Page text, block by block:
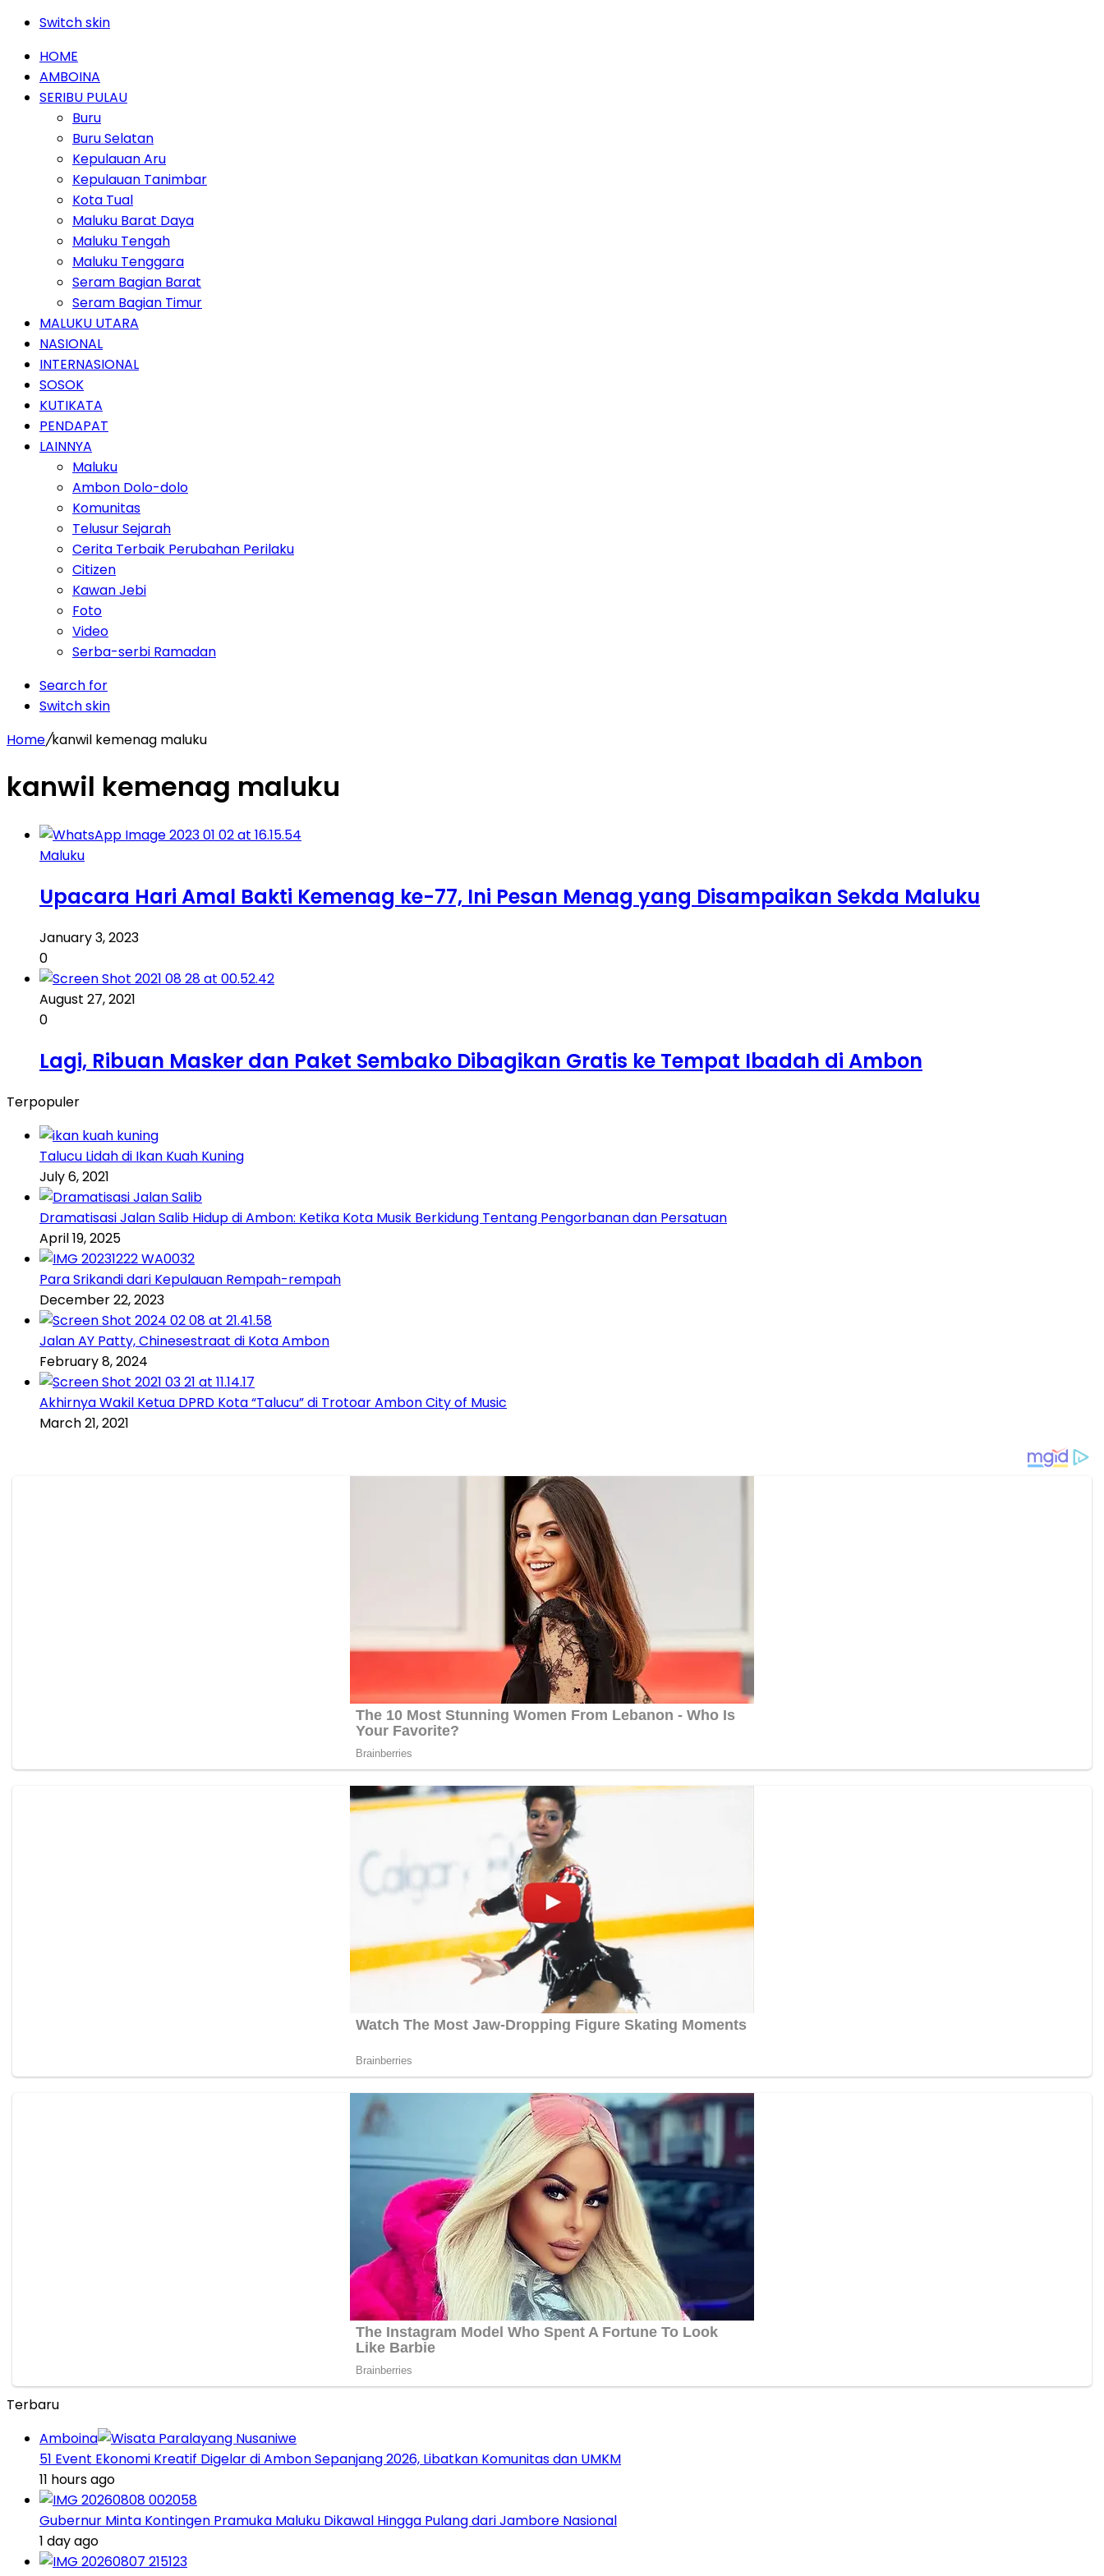
Switch skin
HOME
AMBOINA
SERIBU PULAU
Buru
Buru Selatan
Kepulauan Aru
Kepulauan Tanimbar
Kota Tual
Maluku Barat Daya
Maluku Tengah
Maluku Tenggara
Seram Bagian Barat
Seram Bagian Timur
MALUKU UTARA
NASIONAL
INTERNASIONAL
SOSOK
KUTIKATA
PENDAPAT
LAINNYA
Maluku
Ambon Dolo-dolo
Komunitas
Telusur Sejarah
Cerita Terbaik Perubahan Perilaku
Citizen
Kawan Jebi
Foto
Video
Serba-serbi Ramadan
Search for
Switch skin
Home/kanwil kemenag maluku
kanwil kemenag maluku
Maluku
Upacara Hari Amal Bakti Kemenag ke-77, Ini Pesan Menag yang Disampaikan Sekda Maluku
January 3, 2023
0
August 27, 2021
0
Lagi, Ribuan Masker dan Paket Sembako Dibagikan Gratis ke Tempat Ibadah di Ambon
Terpopuler
Talucu Lidah di Ikan Kuah Kuning
July 6, 2021
Dramatisasi Jalan Salib Hidup di Ambon: Ketika Kota Musik Berkidung Tentang Pengorbanan dan Persatuan
April 19, 2025
Para Srikandi dari Kepulauan Rempah-rempah
December 22, 2023
Jalan AY Patty, Chinesestraat di Kota Ambon
February 8, 2024
Akhirnya Wakil Ketua DPRD Kota “Talucu” di Trotoar Ambon City of Music
March 21, 2021
Terbaru
Amboina
51 Event Ekonomi Kreatif Digelar di Ambon Sepanjang 2026, Libatkan Komunitas dan UMKM
11 hours ago
Gubernur Minta Kontingen Pramuka Maluku Dikawal Hingga Pulang dari Jambore Nasional
1 day ago